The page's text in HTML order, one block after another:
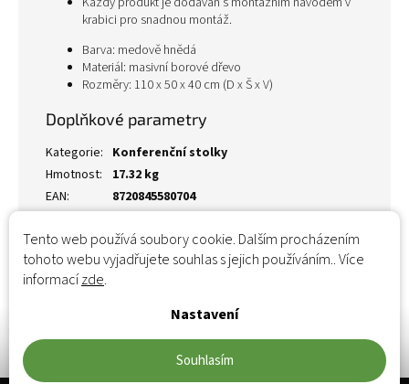
Tento web používá soubory cookie. Dalším procházením
tohoto webu vyjadřujete souhlas s jejich používáním.. Více
informacízde.
Nastavení
Souhlasím
krabici pro snadnou montáž.
Barva: medově hnědá
Materiál: masivní borové dřevo
Rozměry: 110 x 50 x 40 cm (D x Š x V)
Doplňkové parametry
Kategorie: Konferenční stolky
Hmotnost:
17.32 kg
EAN: 8720845580704